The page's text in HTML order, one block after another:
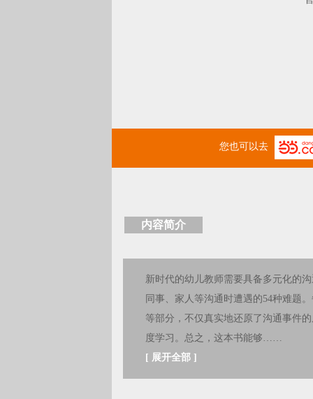
您也可以去
内容简介
新时代的幼儿教师需要具备多元化的
同事、家人等沟通时遭遇的54种难题
等部分，不仅真实地还原了沟通事件
度学习。总之，这本书能够……
[ 展开全部 ]